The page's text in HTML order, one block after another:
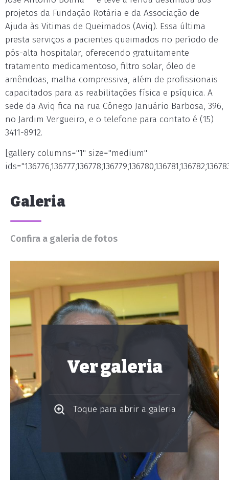
projetos da Fundação Rotária e da Associação de
Ajuda às Vitimas de Queimados (Aviq). Essa última
presta serviços a pacientes queimados no período de
pós-alta hospitalar, oferecendo gratuitamente
tratamento medicamentoso, filtro solar, óleo de
amêndoas, malha compressiva, além de profissionais
capacitados para as reabilitações física e psíquica. A
sede da Aviq fica na rua Cônego Januário Barbosa, 396,
no Jardim Vergueiro, e o telefone para contato é (15)
3411-8912.
[gallery columns="1" size="medium"
Galeria
Confira a galeria de fotos
Ver galeria
Toque para abrir a galeria